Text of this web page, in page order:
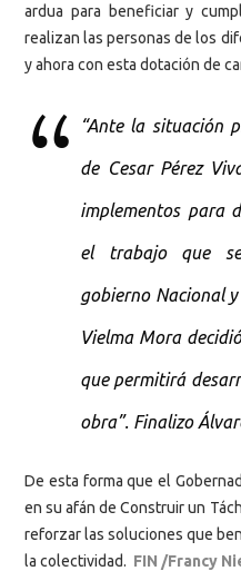
ardua para beneficiar y
realizan las personas de los
y ahora con esta dotación de
“Ante la situación
de Cesar Pérez
implementos para
el trabajo que
gobierno Nacional
Vielma Mora
que permitirá
obra”. Finalizo
De esta forma que el
en su afán de Construir un
reforzar las soluciones que
la colectividad. FIN /Francy